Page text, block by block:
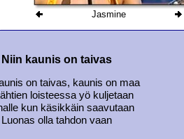
Jasmine
Niin kaunis on taivas
on taivas, kaunis on maa
loisteessa yö kuljetaan
kun käsikkäin saavutaan
Luonas olla tahdon vaan